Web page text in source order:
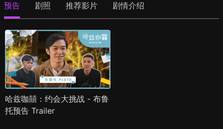
预告 剧照 推荐影片 剧情介绍
哈兹咖囍：约会大挑战 - 布鲁
托预告 Trailer